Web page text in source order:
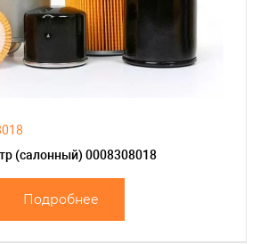
(салонный) 0008308018
Подробнее